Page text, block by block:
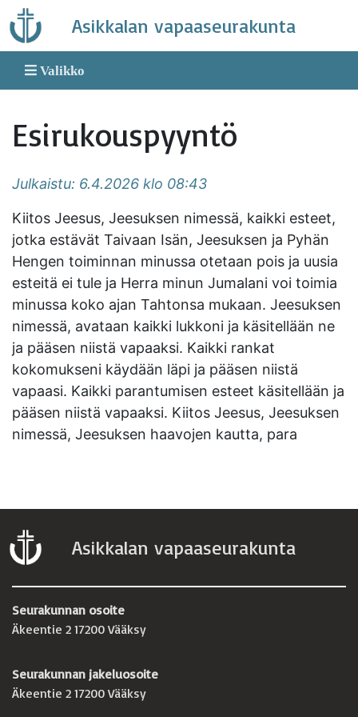
Skip
to
content
Asikkalan vapaaseurakunta
Valikko
Esirukouspyyntö
Julkaistu: 6.4.2026 klo 08:43
Kiitos Jeesus, Jeesuksen nimessä, kaikki esteet,
jotka estävät Taivaan Isän, Jeesuksen ja Pyhän
Hengen toiminnan minussa otetaan pois ja uusia
esteitä ei tule ja Herra minun Jumalani voi toimia
minussa koko ajan Tahtonsa mukaan. Jeesuksen
nimessä, avataan kaikki lukkoni ja käsitellään ne
ja pääsen niistä vapaaksi. Kaikki rankat
kokomukseni käydään läpi ja pääsen niistä
vapaasi. Kaikki parantumisen esteet käsitellään ja
pääsen niistä vapaaksi. Kiitos Jeesus, Jeesuksen
nimessä, Jeesuksen haavojen kautta, para
Asikkalan vapaaseurakunta
Seurakunnan osoite
Äkeentie 2 17200 Vääksy
Seurakunnan jakeluosoite
Äkeentie 2 17200 Vääksy